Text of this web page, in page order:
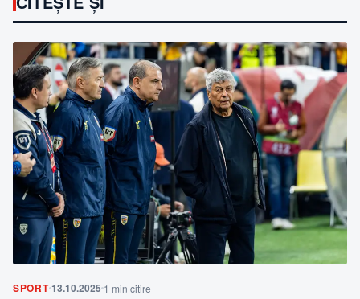
SPORT13.10.2025 1 min citire